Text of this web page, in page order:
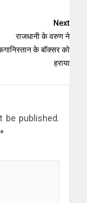
Next
राजधानी के वरुण ने
के बॉक्सर को
हराया
be published.
*